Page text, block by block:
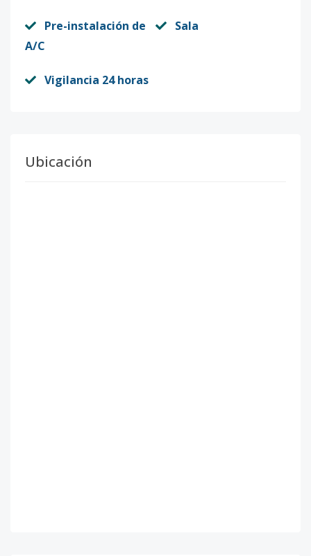
Pre-instalación de
A/C
Sala
Vigilancia 24 horas
Ubicación